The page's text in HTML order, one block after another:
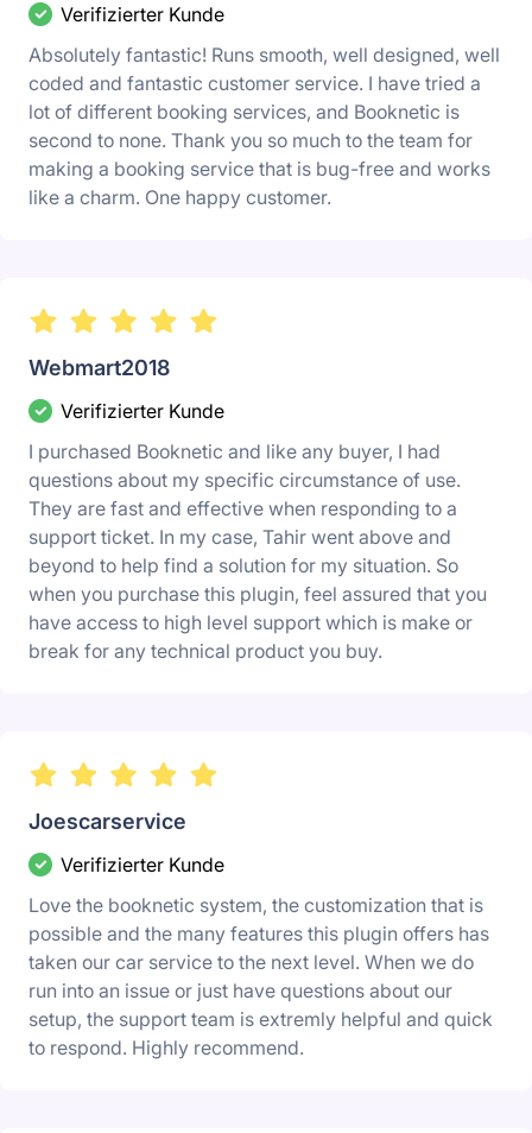
Verifizierter Kunde
Absolutely fantastic! Runs smooth, well designed, well
coded and fantastic customer service. I have tried a
lot of different booking services, and Booknetic is
second to none. Thank you so much to the team for
making a booking service that is bug-free and works
like a charm. One happy customer.
Webmart2018
Verifizierter Kunde
I purchased Booknetic and like any buyer, I had
questions about my specific circumstance of use.
They are fast and effective when responding to a
support ticket. In my case, Tahir went above and
beyond to help find a solution for my situation. So
when you purchase this plugin, feel assured that you
have access to high level support which is make or
break for any technical product you buy.
Joescarservice
Verifizierter Kunde
Love the booknetic system, the customization that is
possible and the many features this plugin offers has
taken our car service to the next level. When we do
run into an issue or just have questions about our
setup, the support team is extremly helpful and quick
to respond. Highly recommend.